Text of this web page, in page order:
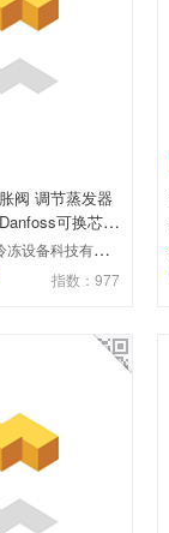
阀 调节蒸发器
可换芯膨
备科技有限公司
指数：977